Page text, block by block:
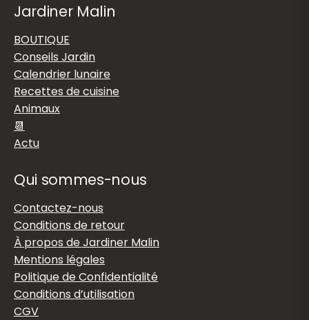
Jardiner Malin
BOUTIQUE
Conseils Jardin
Calendrier lunaire
Recettes de cuisine
Animaux
📆
Actu
Qui sommes-nous
Contactez-nous
Conditions de retour
À propos de Jardiner Malin
Mentions légales
Politique de Confidentialité
Conditions d’utilisation
CGV